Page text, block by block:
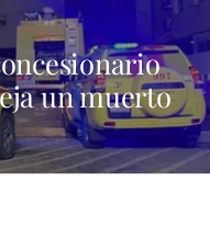
un muerto